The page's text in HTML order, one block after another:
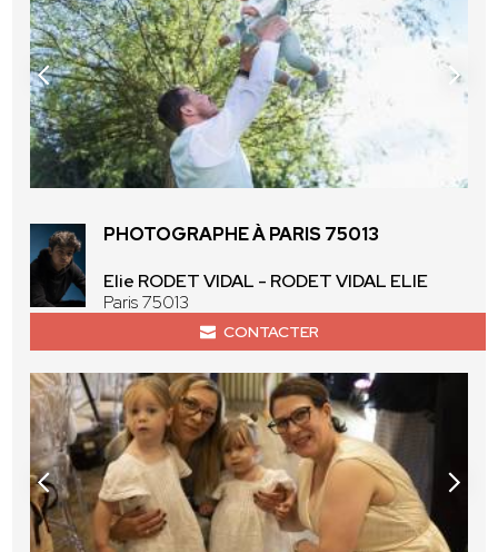
PHOTOGRAPHE À PARIS 75013
Elie RODET VIDAL - RODET VIDAL ELIE
Paris 75013
CONTACTER